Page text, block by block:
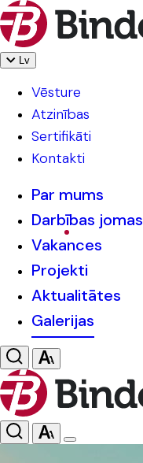
Lv
Vēsture
Atzinības
Sertifikāti
Kontakti
Par mums
Darbības jomas
Vakances
Projekti
Aktualitātes
Galerijas